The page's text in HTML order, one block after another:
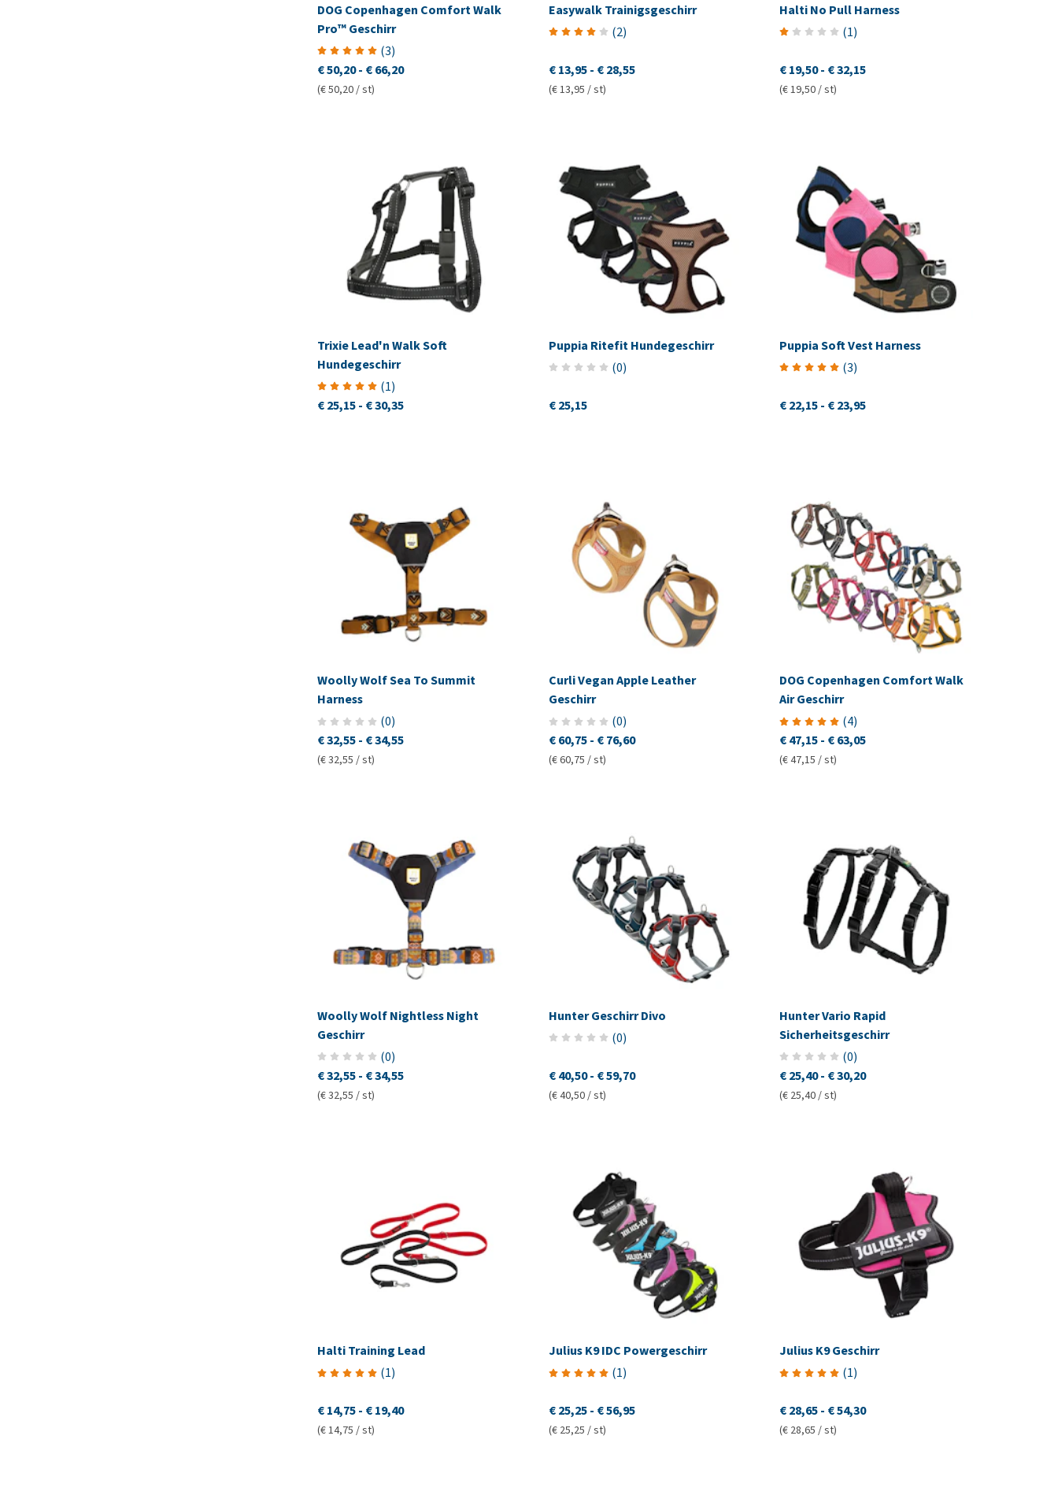
DOG Copenhagen Comfort Walk
Pro™ Geschirr
(3)
€ 50,20- € 66,20
(€ 50,20 / st)
Easywalk Trainigsgeschirr
(2)
€ 13,95 - € 28,55
(€ 13,95 / st)
Halti No Pull Harness
(1)
€ 19,50- € 32,15
(€ 19,50 / st)
Trixie Lead'n Walk Soft
Hundegeschirr
(1)
€ 25,15- € 30,35
Puppia Ritefit Hundegeschirr
(0)
€ 25,15
Puppia Soft Vest Harness
(3)
€ 22,15- € 23,95
Woolly Wolf Sea To Summit
Harness
(0)
€ 32,55- € 34,55
(€ 32,55 / st)
Curli Vegan Apple Leather
Geschirr
(0)
€ 60,75 - € 76,60
(€ 60,75 / st)
DOG Copenhagen Comfort Walk
Air Geschirr
(4)
€ 47,15- € 63,05
(€ 47,15 / st)
Woolly Wolf Nightless Night
Geschirr
(0)
€ 32,55- € 34,55
(€ 32,55 / st)
Hunter Geschirr Divo
(0)
€ 40,50 - € 59,70
(€ 40,50 / st)
Hunter Vario Rapid
Sicherheitsgeschirr
(0)
€ 25,40- € 30,20
(€ 25,40 / st)
Halti Training Lead
(1)
€ 14,75- € 19,40
(€ 14,75 / st)
Julius K9 IDC Powergeschirr
(1)
€ 25,25 - € 56,95
(€ 25,25 / st)
Julius K9 Geschirr
(1)
€ 28,65- € 54,30
(€ 28,65 / st)